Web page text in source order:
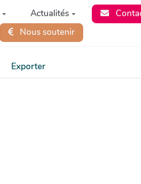
Actualités
Nous soutenir
Exporter